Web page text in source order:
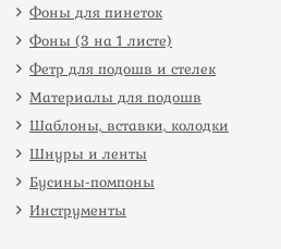
Фоны для пинеток
Фоны (3 на 1 листе)
Фетр для подошв и стелек
Материалы для подошв
Шаблоны, вставки, колодки
Шнуры и ленты
Бусины-помпоны
Инструменты